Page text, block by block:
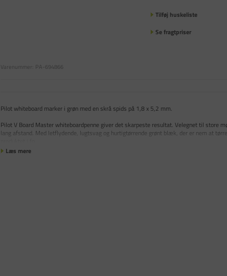
Tilføj huskeliste
Se fragtpriser
Varenummer: PA-694866
Pilot whiteboard marker i grøn med en skrå spids på 1,8 x 5,2 mm.
Pilot V Board Master whiteboardpenne giver det skarpeste resultat. Velegnet til store
lang afstand. Med letflydende, lugtsvag og hurtigtørrende grønt blæk, der er nem at
Læs mere